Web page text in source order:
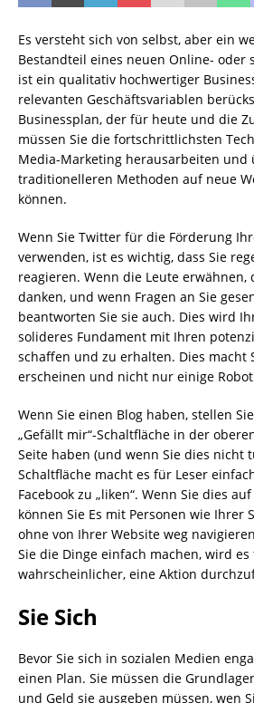
Es versteht sich von selbst, aber ein
Bestandteil eines neuen Online- oder
ist ein qualitativ hochwertiger
relevanten Geschäftsvariablen
Businessplan, der für heute und die
müssen Sie die fortschrittlichsten
Media-Marketing herausarbeiten und
traditionelleren Methoden auf neue
können.
Wenn Sie Twitter für die Förderung
verwenden, ist es wichtig, dass Sie
reagieren. Wenn die Leute erwähnen,
danken, und wenn Fragen an Sie
beantworten Sie sie auch. Dies wird
solideres Fundament mit Ihren
schaffen und zu erhalten. Dies macht
erscheinen und nicht nur einige
Wenn Sie einen Blog haben, stellen
„Gefällt mir“-Schaltfläche in der
Seite haben (und wenn Sie dies nicht
Schaltfläche macht es für Leser
Facebook zu „liken“. Wenn Sie dies
können Sie Es mit Personen wie Ihrer
ohne von Ihrer Website weg
Sie die Dinge einfach machen, wird
wahrscheinlicher, eine Aktion
Sie Sich
Bevor Sie sich in sozialen Medien
einen Plan. Sie müssen die
und Geld sie ausgeben müssen, wen